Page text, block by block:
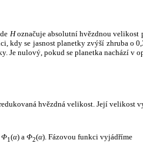
Hoznačuje absolutní hvězdnou velikost
kdy se jasnost planetky zvýší zhruba o
Je nulový, pokud se planetka nachází v
hvězdná velikost. Její velikost
Φ1(α) a Φ2(α). Fázovou funkci vyjádříme